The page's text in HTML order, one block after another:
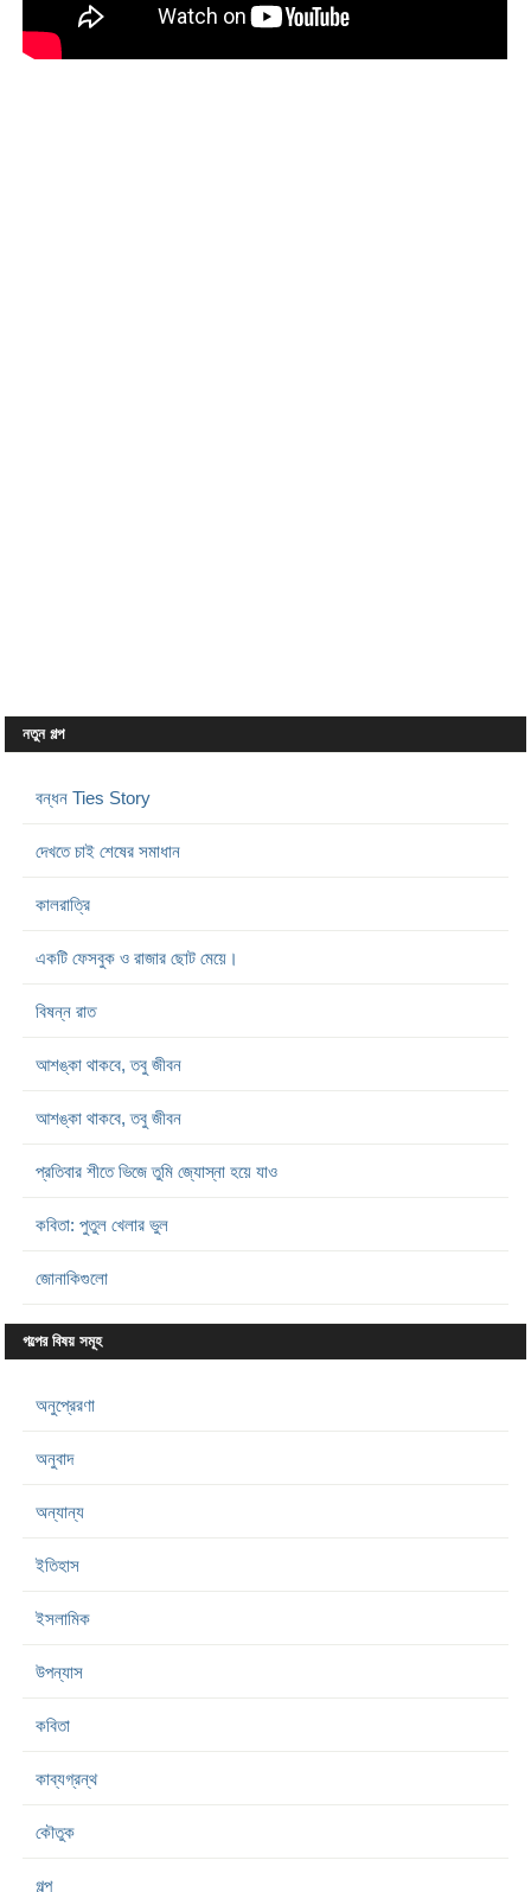
নতুন গল্প
বন্ধন Ties Story
দেখতে চাই শেষের সমাধান
কালরাত্রি
একটি ফেসবুক ও রাজার ছোট মেয়ে।
বিষন্ন রাত
আশঙ্কা থাকবে, তবু জীবন
আশঙ্কা থাকবে, তবু জীবন
প্রতিবার শীতে ভিজে তুমি জ্যোস্না হয়ে যাও
কবিতা: পুতুল খেলার ভুল
জোনাকিগুলো
গল্পের বিষয় সমূহ
অনুপ্রেরণা
অনুবাদ
অন্যান্য
ইতিহাস
ইসলামিক
উপন্যাস
কবিতা
কাব্যগ্রন্থ
কৌতুক
গল্প